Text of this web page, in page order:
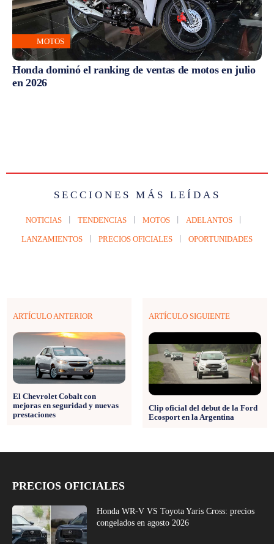
MOTOS
Honda dominó el ranking de ventas de motos en julio
en 2026
SECCIONES MÁS LEÍDAS
NOTICIAS TENDENCIAS MOTOS ADELANTOS
LANZAMIENTOS PRECIOS OFICIALES OPORTUNIDADES
ARTÍCULO ANTERIOR
El Chevrolet Cobalt con
mejoras en seguridad y nuevas
prestaciones
ARTÍCULO SIGUIENTE
Clip oficial del debut de la Ford
Ecosport en la Argentina
PRECIOS OFICIALES
Honda WR-V VS Toyota Yaris Cross: precios
congelados en agosto 2026